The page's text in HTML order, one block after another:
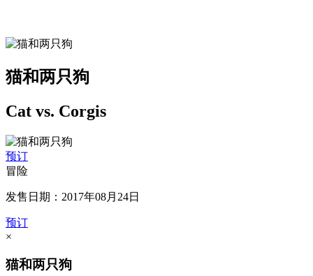
猫和两只狗
Cat vs. Corgis
预订
冒险
发售日期：2017年08月24日
预订
×
猫和两只狗